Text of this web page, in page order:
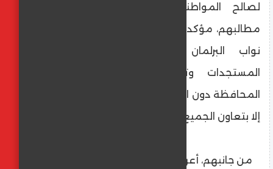
لصالح المواطنين وحل مشاكلهم وتلبية
مطالبهم، مؤكداً أهمية عقد لقاءات دورية مع
نواب البرلمان لتقييم الأداء واستعراض
المستجدات وتحقيق مطالب كل دوائر
المحافظة دون استثناء أو تمييز، قائلا : " لا نجاح
إلا بتعاون الجميع لخدمة أهالينا " .
من جانبهم، أعرب أعضاء البرلمان عن تقديرهم